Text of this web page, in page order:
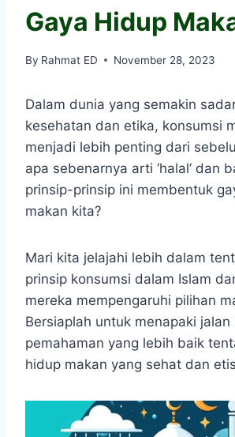
Gaya Hidup
By Rahmat ED November 28, 2023
Dalam dunia yang semakin
kesehatan dan etika, konsumsi
menjadi lebih penting dari
apa sebenarnya arti ‘halal’ dan
prinsip-prinsip ini membentuk
makan kita?
Mari kita jelajahi lebih dalam
prinsip konsumsi dalam Islam
mereka mempengaruhi pilihan
Bersiaplah untuk menapaki jalan
pemahaman yang lebih baik
hidup makan yang sehat dan